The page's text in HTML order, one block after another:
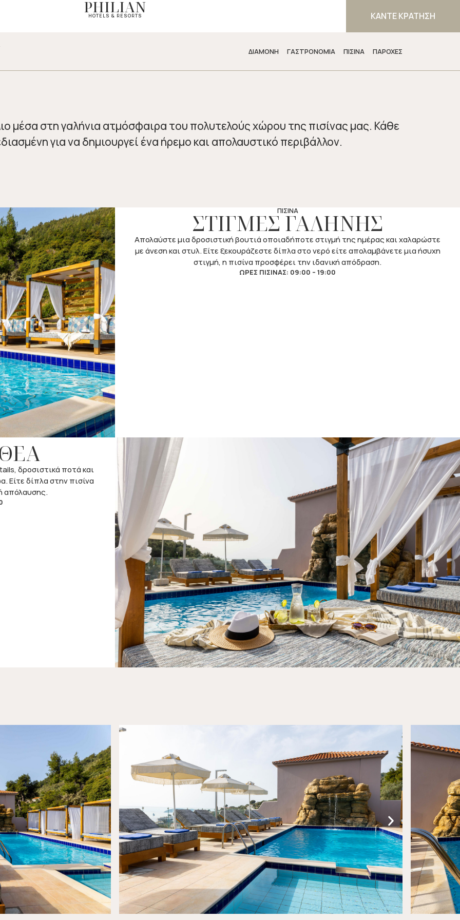
PHILIAN
HOTELS & RESORTS ΚΑΝΤΕ ΚΡΑΤΗΣΗ
ΔΙΑΜΟΝΗ ΓΑΣΤΡΟΝΟΜΙΑ ΠΙΣΙΝΑ ΠΑΡΟΧΕΣ
ΠΙΣΙΝΑ
ΔΡΟΣΙΣΤΙΚΗ ΘΕΑ &
μέσα στη γαλήνια ατμόσφαιρα του πολυτελούς χώρου της πισίνας μας. Κάθε
για να δημιουργεί ένα ήρεμο και απολαυστικό περιβάλλον.
ΠΙΣΙΝΑ
ΣΤΙΓΜΕΣ ΓΑΛΗΝΗΣ
Απολαύστε μια δροσιστική βουτιά οποιαδήποτε στιγμή της ημέρας και χαλαρώστε
με άνεση και στυλ. Είτε ξεκουράζεστε δίπλα στο νερό είτε απολαμβάνετε μια ήσυχη
στιγμή, η πισίνα προσφέρει την ιδανική απόδραση.
ΩΡΕΣ ΠΙΣΙΝΑΣ: 09:00 – 19:00
δροσιστικά ποτά και
Είτε δίπλα στην πισίνα
απόλαυσης.